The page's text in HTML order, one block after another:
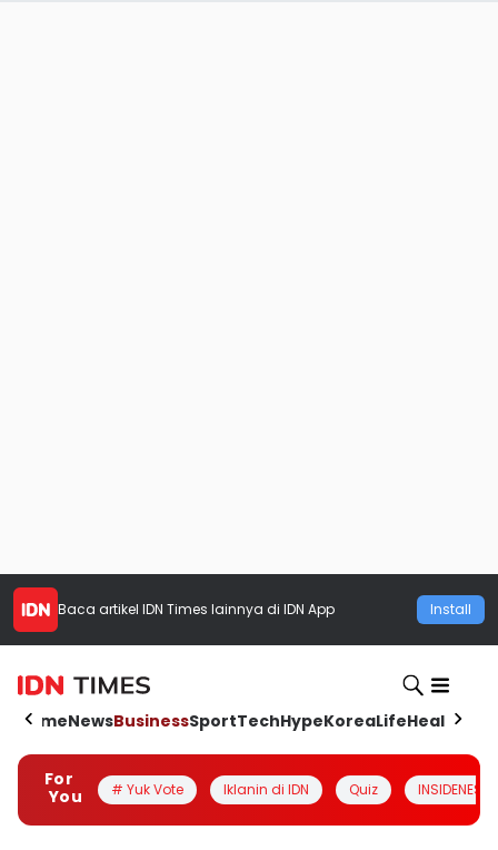
Baca artikel IDN Times lainnya di IDN App Install
HomeNewsBusinessSportTechHypeKoreaLifeHealth
For
You
# Yuk Vote Iklanin di IDN Quiz INSIDENESIA